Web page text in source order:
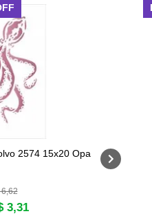
2574 15x20 Opa
3,31